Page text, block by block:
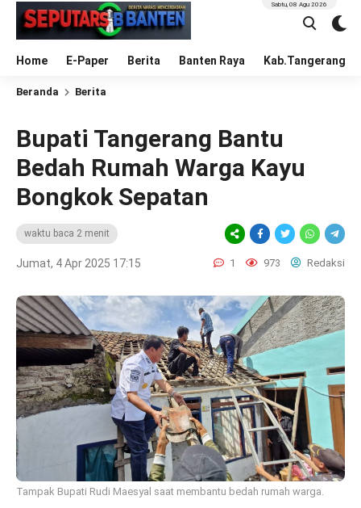
Home E-Paper Berita Banten Raya Kab.Tangerang
Sabtu, 08 Agu 2026
Beranda Berita
Bupati Tangerang Bantu
Bedah Rumah Warga Kayu
Bongkok Sepatan
waktu baca 2 menit
Jumat, 4 Apr 2025 17:15 1 973 Redaksi
Tampak Bupati Rudi Maesyal saat membantu bedah rumah warga.